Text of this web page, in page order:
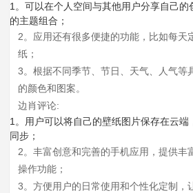
1。可以在个人空间与其他用户分享自己的
的主题组合；
2。应用还有很多便捷的功能，比如每天
纸；
3。根据不同季节、节日、天气、人气等
的颜色和图案。
边肖评论:
1。用户可以将自己的壁纸图片保存在云端
同步；
2。丰富创意和完善的手机应用，提供丰
操作功能；
3。方便用户的日常使用和个性化定制，